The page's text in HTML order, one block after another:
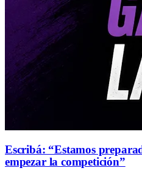
Escribá: “Estamos
empezar la competición”